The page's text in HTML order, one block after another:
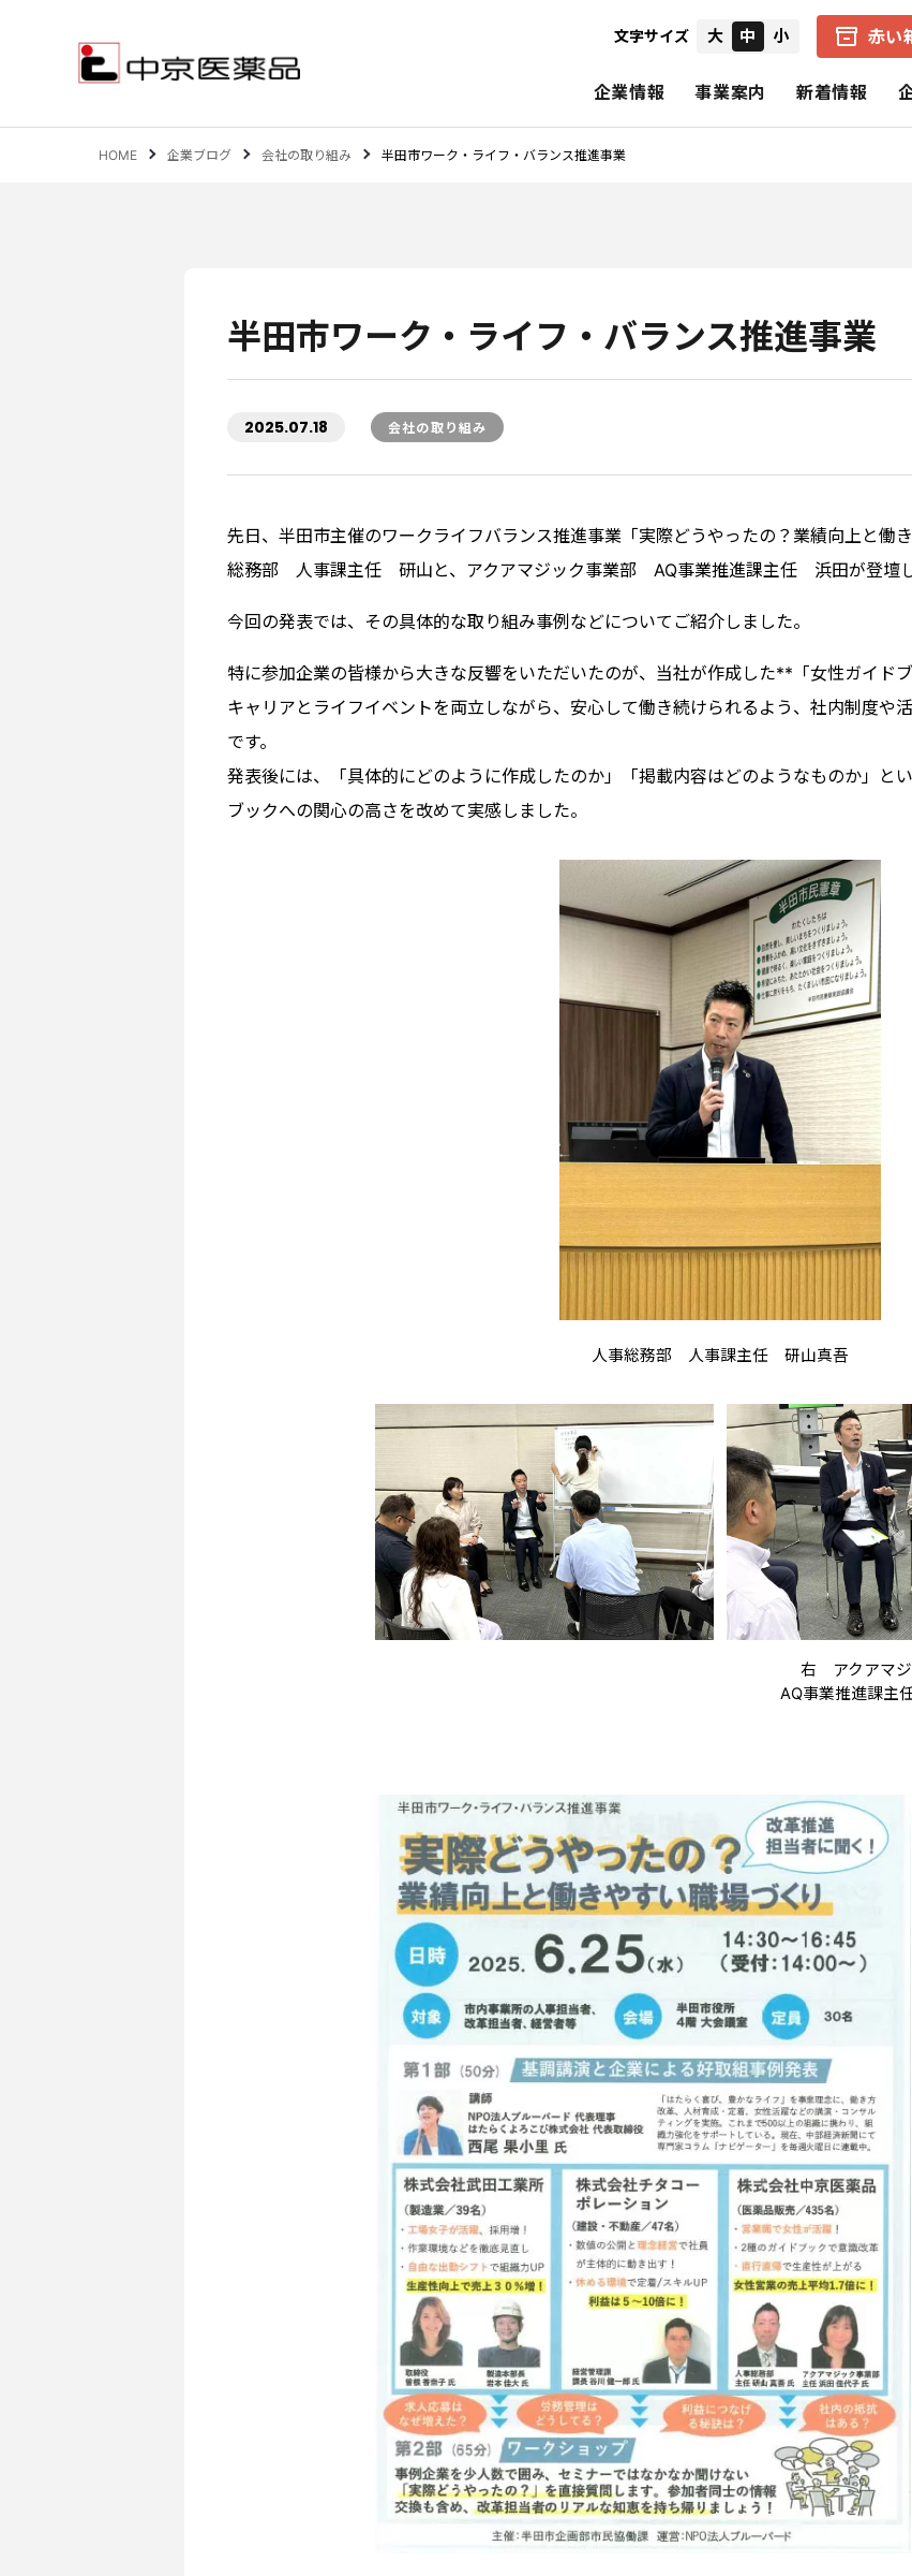
文字サイズ 大 中 小 赤い
企業情報
企業情報 中京医薬品の歩み
スペシャルコンテンツ
事業案内
保険事業
新着情報
CSRの理念 基本的CSR
IR情報 決算短信 招集通知
報告書（旧事業報告書） 株式の状
HOME 企業ブログ 会社の取り組み 半田市ワーク・ライフ・バランス推進事業
半田市ワーク・ライフ・バランス推進事業
2025.07.18 会社の取り組み
先日、半田市主催のワークライフバランス推進事業「実際どうやったの？業績向上と働
総務部 人事課主任 研山と、アクアマジック事業部 AQ事業推進課主任 浜田が登壇し
今回の発表では、その具体的な取り組み事例などについてご紹介しました。
特に参加企業の皆様から大きな反響をいただいたのが、当社が作成した**「女性ガイド
キャリアとライフイベントを両立しながら、安心して働き続けられるよう、社内制度や
です。
発表後には、「具体的にどのように作成したのか」「掲載内容はどのようなものか」と
ブックへの関心の高さを改めて実感しました。
人事総務部 人事課主任 研山真吾
右 アクアマジ
AQ事業推進課主